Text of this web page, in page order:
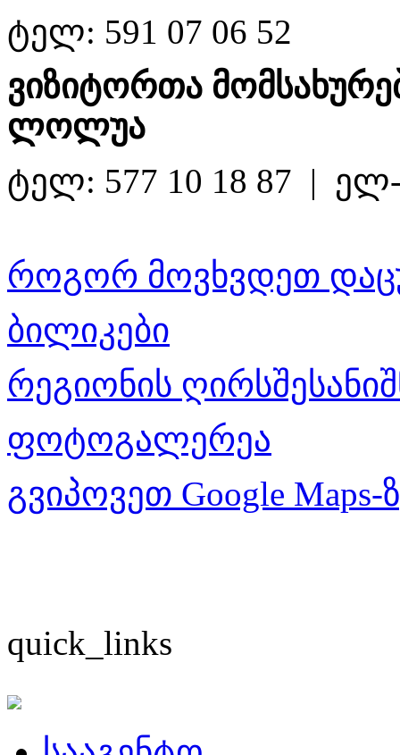
ტელ: 591 07 06 52
ვიზიტორთა
ლოლუა
ტელ: 577 10 18 87 |
როგორ მოვხვდეთ
ბილიკები
რეგიონის
ფოტოგალერეა
გვიპოვეთ Google Maps-
quick_links